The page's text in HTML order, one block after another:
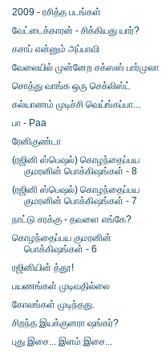
2009 - ரசித்த படங்கள்
வேட்டைக்காரன் - சிக்கியது யார்?
கசாப் என்னும் அப்பாவி
வேலையில் முன்னேற சக்ஸஸ் பார்முலா
சொத்து வாங்க ஒரு செக்லிஸ்ட்
கல்யாணம் முடிச்சி வெய்ங்கப்பா...
பா - Paa
ரேனிகுண்டா
(ரஜினி ஸ்பெஷல்) கொழந்தைப்பய
குமரனின் பொக்கிஷங்கள் - 8
(ரஜினி ஸ்பெஷல்) கொழந்தைப்பய
குமரனின் பொக்கிஷங்கள் - 7
நாட்டு சரக்கு - தவளை எங்கே?
கொழந்தைப்பய குமரனின்
பொக்கிஷங்கள் - 6
ரஜினியின் த்தூ!
பயணங்கள் முடிவதில்லை
கோலங்கள் முடிந்தது.
சிறந்த இயக்குனரா ஷங்கர்?
புது இசை... இளம் இசை...